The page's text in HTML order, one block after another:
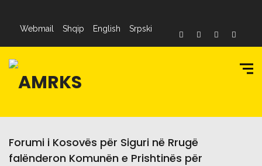
Webmail Shqip English Srpski
Forumi i Kosovës për Siguri në Rrugë
falënderon Komunën e Prishtinës për